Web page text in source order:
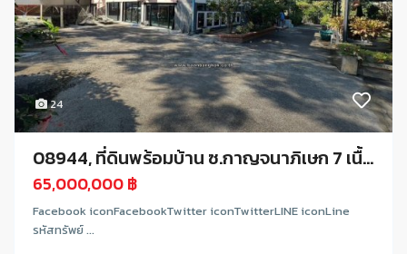
24
08944, ที่ดินพร้อมบ้าน ซ.กาญจนาภิเษก 7 เนื้...
65,000,000 ฿
Facebook iconFacebookTwitter iconTwitterLINE iconLine
รหัสทรัพย์ ...